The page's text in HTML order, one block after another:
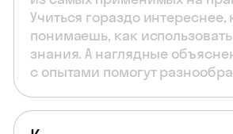
Учиться гораздо интереснее,
понимаешь, как
знания. А наглядные
с опытами помогут